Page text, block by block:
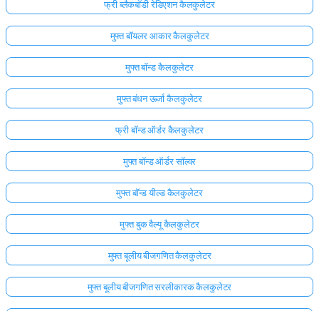
फ्री ब्लैकबॉडी रेडिएशन कैलकुलेटर
मुफ्त बॉयलर आकार कैलकुलेटर
मुफ्त बॉन्ड कैलकुलेटर
मुफ्त बंधन ऊर्जा कैलकुलेटर
फ्री बॉन्ड ऑर्डर कैलकुलेटर
मुफ्त बॉन्ड ऑर्डर सॉल्वर
मुफ्त बॉन्ड यील्ड कैलकुलेटर
मुफ्त बुक वैल्यू कैलकुलेटर
मुफ्त बूलीय बीजगणित कैलकुलेटर
मुफ्त बूलीय बीजगणित सरलीकारक कैलकुलेटर